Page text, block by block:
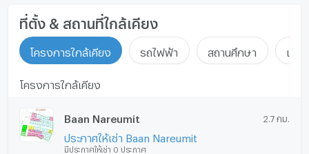
ที่ตั้ง & สถานที่ใกล้เคียง
โครงการใกล้เคียง รถไฟฟ้า สถานศึกษา แหล่
โครงการใกล้เคียง
Baan Nareumit 2.7 กม.
ประกาศให้เช่า Baan Nareumit
มีประกาศให้เช่า 0 ประกาศ